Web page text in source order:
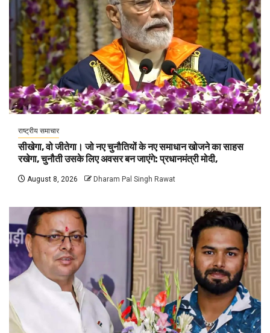
राष्ट्रीय समाचार
सीखेगा, वो जीतेगा। जो नए चुनौतियों के नए समाधान खोजने का साहस
रखेगा, चुनौती उसके लिए अवसर बन जाएंगे: प्रधानमंत्री मोदी,
August 8, 2026 Dharam Pal Singh Rawat